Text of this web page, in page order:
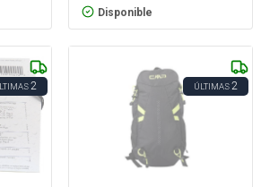
Disponible
2 ÚLTIMAS2